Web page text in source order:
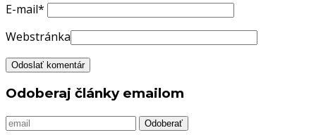
E-mail*
Webstránka
Odoberaj články emailom